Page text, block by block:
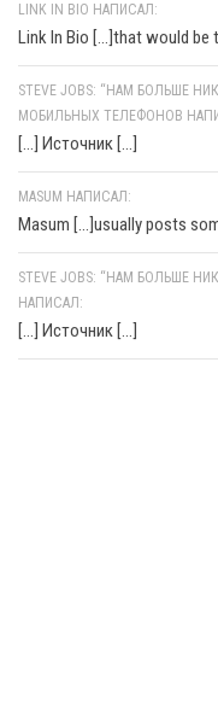
LINK IN BIO НАПИСАЛ:
Link In Bio [...]that would
STEVE JOBS: “НАМ БОЛЬШЕ
МОБИЛЬНЫХ ТЕЛЕФОНОВ
[…] Источник […]
MASUM НАПИСАЛ:
Masum [...]usually posts
STEVE JOBS: “НАМ БОЛЬШЕ
НАПИСАЛ:
[…] Источник […]